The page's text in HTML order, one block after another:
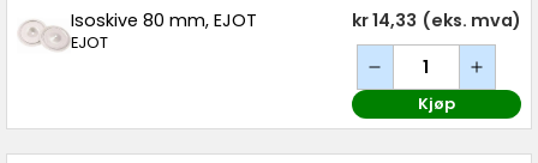
Isoskive 80 mm, EJOT
EJOT
kr 14,33 (eks. mva)
Kjøp